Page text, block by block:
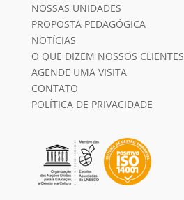
NOSSAS UNIDADES
PROPOSTA PEDAGÓGICA
NOTÍCIAS
O QUE DIZEM NOSSOS CLIENTES
AGENDE UMA VISITA
CONTATO
POLÍTICA DE PRIVACIDADE